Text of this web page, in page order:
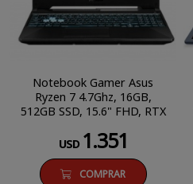
Notebook Gamer Asus
Ryzen 7 4.7Ghz, 16GB,
512GB SSD, 15.6" FHD, RTX
USD 1.351
COMPRAR